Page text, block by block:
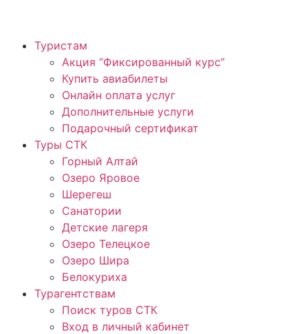
Туристам
Акция “Фиксированный курс”
Купить авиабилеты
Онлайн оплата услуг
Дополнительные услуги
Подарочный сертификат
Туры СТК
Горный Алтай
Озеро Яровое
Шерегеш
Санатории
Детские лагеря
Озеро Телецкое
Озеро Шира
Белокуриха
Турагентствам
Поиск туров СТК
Вход в личный кабинет